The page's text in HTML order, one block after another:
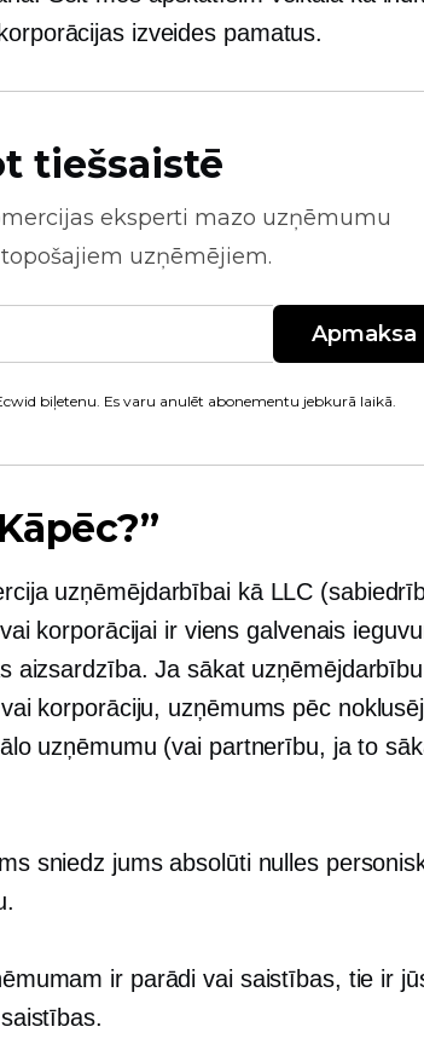
izveides pamatus.
tiešsaistē
eksperti mazo uzņēmumu
uzņēmējiem.
Apmaksa
biļetenu. Es varu anulēt abonementu jebkurā laikā.
uzņēmējdarbībai kā LLC
korporācijai ir viens galvenais
aizsardzība. Ja sākat
korporāciju, uzņēmums pēc
uzņēmumu (vai partnerību, ja to
sniedz jums absolūti nulles
ir parādi vai saistības, tie ir